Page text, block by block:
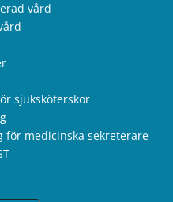
vård
sjuksköterskor
för medicinska sekreterare